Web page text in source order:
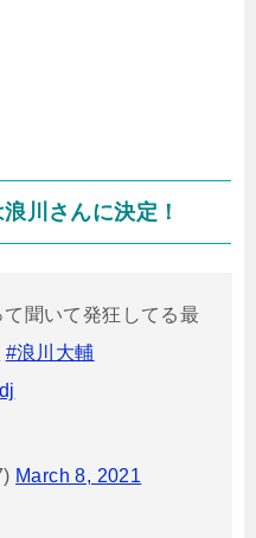
川さんに決定！
聞いて発狂してる最
#浪川大輔
March 8, 2021